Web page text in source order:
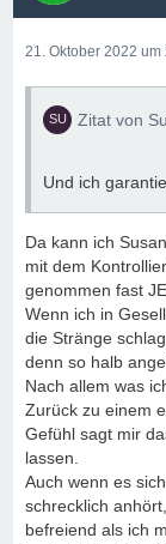
21. Oktober 2022 um
Zitat von
Und ich
Da kann ich
mit dem
genommen fast
Wenn ich in
die Stränge
denn so halb
Nach allem was
Zurück zu einem
Gefühl sagt mir
lassen.
Auch wenn es
schrecklich
befreiend als ich